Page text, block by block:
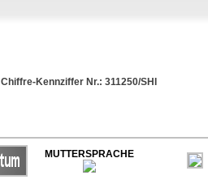
Chiffre-Kennziffer Nr.: 311250/SHI
MUTTERSPRACHE